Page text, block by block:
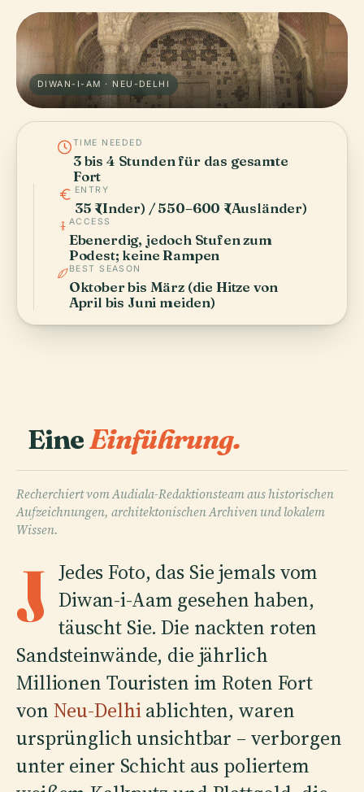
DIWAN-I-AM · NEU-DELHI
TIME NEEDED
3 bis 4 Stunden für das gesamte
Fort
ENTRY
35 ₹ (Inder) / 550–600 ₹ (Ausländer)
ACCESS
Ebenerdig, jedoch Stufen zum
Podest; keine Rampen
BEST SEASON
Oktober bis März (die Hitze von
April bis Juni meiden)
EineEinführung.
Recherchiert vom Audiala-Redaktionsteam aus historischen
Aufzeichnungen, architektonischen Archiven und lokalem
Wissen.
J Jedes Foto, das Sie jemals vom
Diwan-i-Aam gesehen haben,
täuscht Sie. Die nackten roten
Sandsteinwände, die jährlich
Millionen Touristen im Roten Fort
von Neu-Delhiablichten, waren
ursprünglich unsichtbar – verborgen
unter einer Schicht aus poliertem